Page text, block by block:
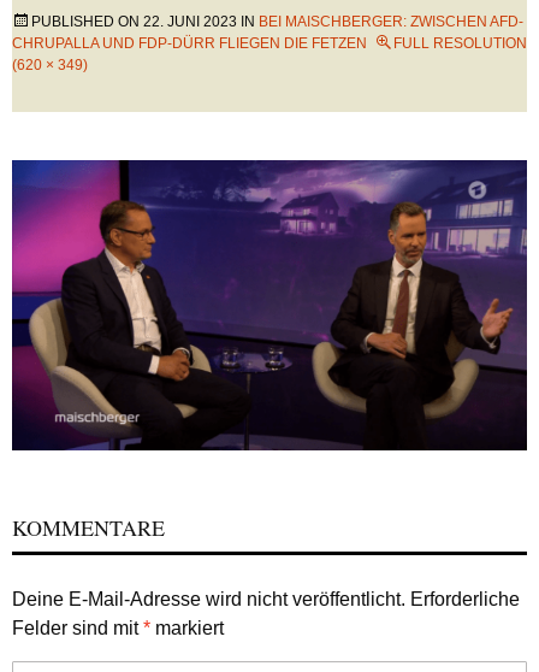
PUBLISHED ON 22. JUNI 2023 IN BEI MAISCHBERGER: ZWISCHEN AFD-
CHRUPALLA UND FDP-DÜRR FLIEGEN DIE FETZEN
FULL RESOLUTION
(620 × 349)
KOMMENTARE
Deine E-Mail-Adresse wird nicht veröffentlicht. Erforderliche
Felder sind mit* markiert